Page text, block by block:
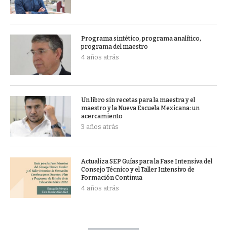
Programa sintético, programa analítico,
programa del maestro
4 años atrás
Un libro sin recetas para la maestra y el
maestro y la Nueva Escuela Mexicana: un
acercamiento
3 años atrás
Actualiza SEP Guías para la Fase Intensiva del
Consejo Técnico y el Taller Intensivo de
Formación Contínua
4 años atrás